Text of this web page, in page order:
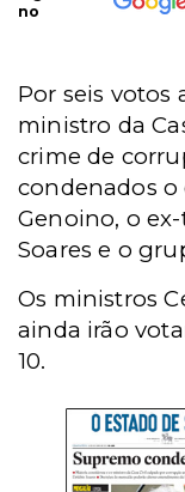
no
Por seis votos
ministro da
crime de
condenados o
Genoino, o
Soares e o
Os ministros
ainda irão
10.